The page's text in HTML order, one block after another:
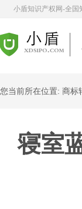
小盾知识产权网-全国
您当前所在位置: 商标
寝室